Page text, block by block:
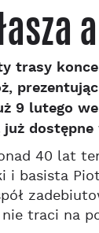
trasy
9 lutego
dostępne
40 lat
i basista
traci na